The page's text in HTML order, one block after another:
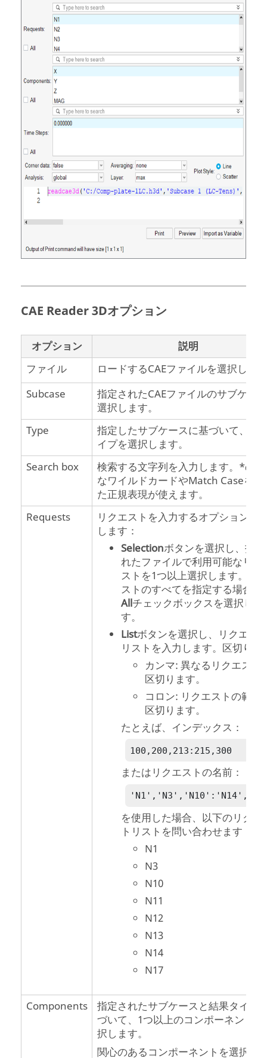
CAE Reader 3Dオプション
オプション
説明
ファイル
ロードするCAEファイルを選択しま
Subcase
指定されたCAEファイルのサブケー
選択します。
Type
指定したサブケースに基づいて、結
イプを選択します。
Search box
検索する文字列を入力します。*の
なワイルドカードやMatch Caseを使
た正規表現が使えます。
Requests
リクエストを入力するオプションを
します：
Selectionボタンを選択し、指
れたファイルで利用可能なリク
ストを1つ以上選択します。リ
ストのすべてを指定する場合は
Allチェックボックスを選択しま
す。
Listボタンを選択し、リクエス
リストを入力します。区切り：
カンマ: 異なるリクエスト
区切ります。
コロン: リクエストの範囲
区切ります。
たとえば、インデックス：
100,200,213:215,300
またはリクエストの名前：
を使用した場合、以下のリクエ
トリストを問い合わせます：
N1
N3
N10
N11
N12
N13
N14
N17
Components
指定されたサブケースと結果タイプ
づいて、1つ以上のコンポーネント
択します。
関心のあるコンポーネントを選択し